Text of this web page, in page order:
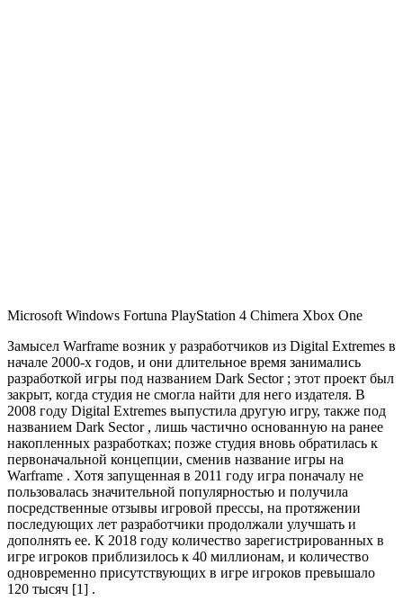
Microsoft Windows Fortuna PlayStation 4 Chimera Xbox One
Замысел Warframe возник у разработчиков из Digital Extremes в
начале 2000-х годов, и они длительное время занимались
разработкой игры под названием Dark Sector ; этот проект был
закрыт, когда студия не смогла найти для него издателя. В
2008 году Digital Extremes выпустила другую игру, также под
названием Dark Sector , лишь частично основанную на ранее
накопленных разработках; позже студия вновь обратилась к
первоначальной концепции, сменив название игры на
Warframe . Хотя запущенная в 2011 году игра поначалу не
пользовалась значительной популярностью и получила
посредственные отзывы игровой прессы, на протяжении
последующих лет разработчики продолжали улучшать и
дополнять ее. К 2018 году количество зарегистрированных в
игре игроков приблизилось к 40 миллионам, и количество
одновременно присутствующих в игре игроков превышало
120 тысяч [1] .